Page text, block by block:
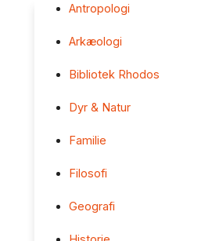
Antropologi
Arkæologi
Bibliotek Rhodos
Dyr & Natur
Familie
Filosofi
Geografi